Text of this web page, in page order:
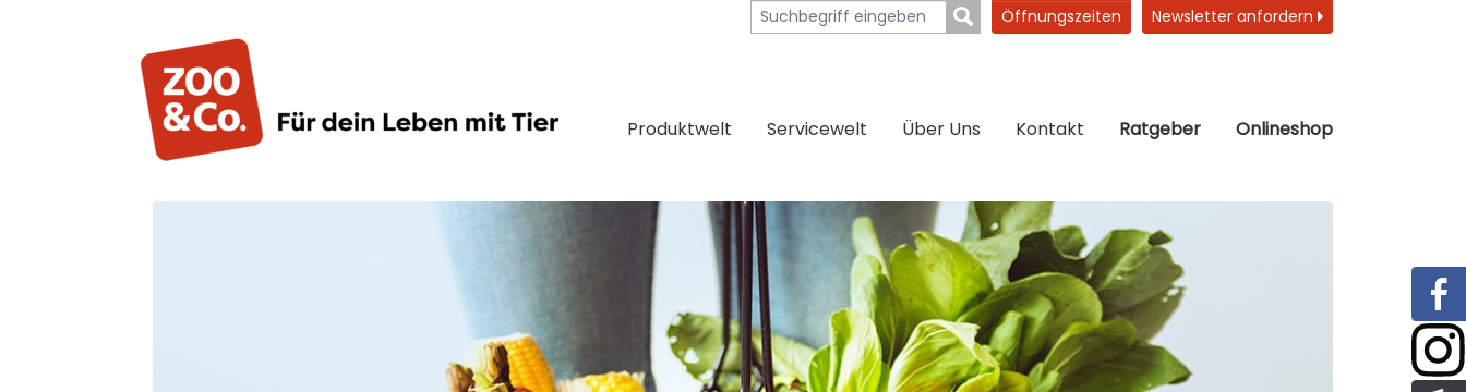
Öffnungszeiten Newsletter anfordern
Produktwelt Servicewelt Über Uns Kontakt Ratgeber Onlineshop